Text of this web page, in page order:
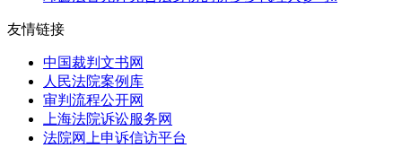
友情链接
中国裁判文书网
人民法院案例库
审判流程公开网
上海法院诉讼服务网
法院网上申诉信访平台